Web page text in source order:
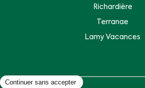
Richardière
Terranae
Lamy Vacances